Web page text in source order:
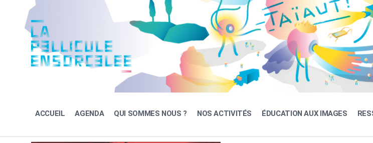
content
navigation
ACCUEIL AGENDA QUI SOMMES NOUS ? NOS ACTIVITÉS ÉDUCATION AUX IMAGES